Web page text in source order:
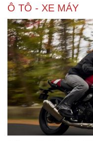
Cải chính
Ô TÔ - XE MÁY